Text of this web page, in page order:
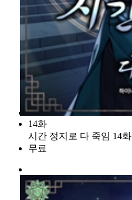
14화
시간 정지로 다 죽임 14화
무료